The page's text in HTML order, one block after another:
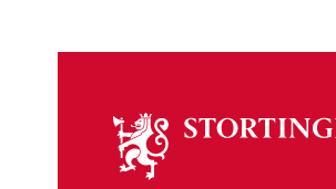
stortinget